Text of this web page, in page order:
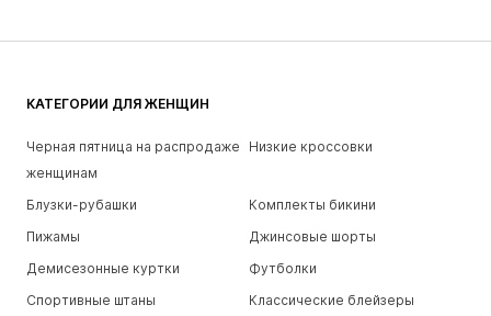
КАТЕГОРИИ ДЛЯ ЖЕНЩИН
Черная пятница на распродаже
женщинам
Низкие кроссовки
Блузки-рубашки
Комплекты бикини
Пижамы
Джинсовые шорты
Демисезонные куртки
Футболки
Спортивные штаны
Классические блейзеры